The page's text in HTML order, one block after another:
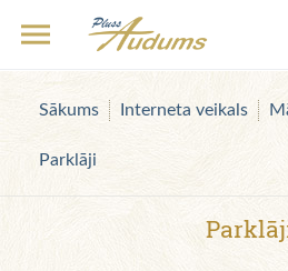
Sākums Interneta veikals
Parklāji